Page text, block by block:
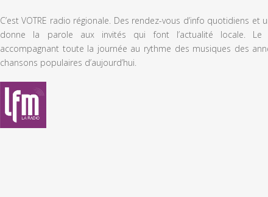
C’est VOTRE radio régionale. Des rendez-vous d’info quotidiens et
donne la parole aux invités qui font l’actualité locale.
accompagnant toute la journée au rythme des musiques des
chansons populaires d’aujourd’hui.